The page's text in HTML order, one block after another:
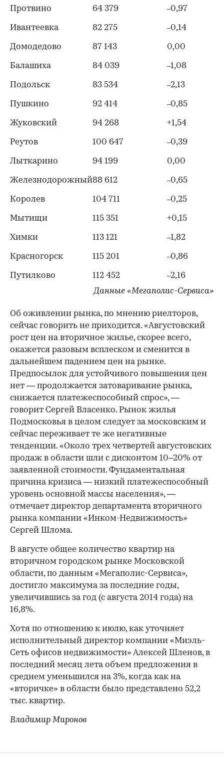
Протвино 64 379 –0,97
Ивантеевка 82 275 –0,14
Домодедово 87 143 0,00
Балашиха 84 039 –1,08
Подольск 83 534 –2,13
Пушкино 92 414 –0,85
Жуковский 94 268 +1,54
Реутов 100 647 –0,39
Лыткарино 94 199 0,00
Железнодорожный88 612 –0,65
Королев 104 711 –0,25
Мытищи 115 351 +0,15
Химки 113 121 –1,82
Красногорск 115 201 –0,86
Путилково 112 452 –2,16
Данные «Мегаполис-Сервиса»
Об оживлении рынка, по мнению риелторов,
сейчас говорить не приходится. «Августовский
рост цен на вторичное жилье, скорее всего,
окажется разовым всплеском и сменится в
дальнейшем падением цен на рынке.
Предпосылок для устойчивого повышения цен
нет — продолжается затоваривание рынка,
снижается платежеспособный спрос», —
говорит Сергей Власенко. Рынок жилья
Подмосковья в целом следует за московским и
сейчас переживает те же негативные
тенденции. «Около трех четвертей августовских
продаж в области шли с дисконтом 10–20% от
заявленной стоимости. Фундаментальная
причина кризиса — низкий платежеспособный
уровень основной массы населения», —
отмечает директор департамента вторичного
рынка компании «Инком-Недвижимость»
Сергей Шлома.
В августе общее количество квартир на
вторичном городском рынке Московской
области, по данным «Мегаполис-Сервиса»,
достигло максимума за последние годы,
увеличившись за год (с августа 2014 года) на
16,8%.
Хотя по отношению к июлю, как уточняет
исполнительный директор компании «Миэль-
Сеть офисов недвижимости» Алексей Шленов, в
последний месяц лета объем предложения в
среднем уменьшился на 3%, когда как на
«вторичке» в области было представлено 52,2
тыс. квартир.
Владимир Миронов